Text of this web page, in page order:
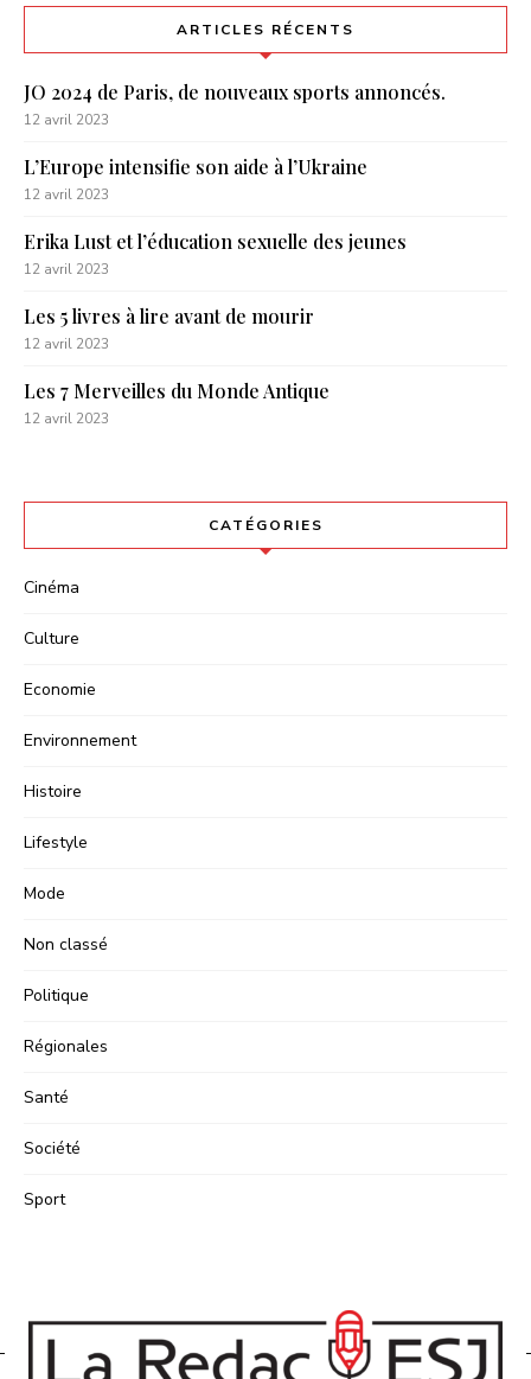
ARTICLES RÉCENTS
JO 2024 de Paris, de nouveaux sports annoncés.
12 avril 2023
L’Europe intensifie son aide à l’Ukraine
12 avril 2023
Erika Lust et l’éducation sexuelle des jeunes
12 avril 2023
Les 5 livres à lire avant de mourir
12 avril 2023
Les 7 Merveilles du Monde Antique
12 avril 2023
CATÉGORIES
Cinéma
Culture
Economie
Environnement
Histoire
Lifestyle
Mode
Non classé
Politique
Régionales
Santé
Société
Sport